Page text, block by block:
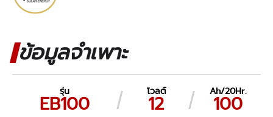
ข้อมูลจำเพาะ
รุ่น
EB100
โวลต์
12
Ah/20Hr.
100